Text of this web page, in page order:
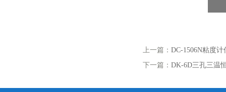
上一篇： DC-1506N粘度计
下一篇： DK-6D三孔三温